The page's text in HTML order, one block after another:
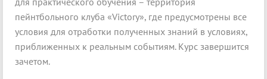
пейнтбольного клуба «Victory», где предусмотрены все
условия для отработки полученных знаний в условиях,
приближенных к реальным событиям. Курс завершится
зачетом.